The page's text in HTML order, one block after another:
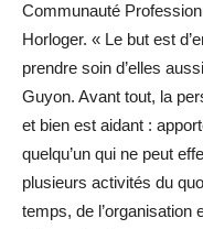
Communauté
Horloger. « Le but est
prendre soin d’elles
Guyon. Avant tout, la
et bien est aidant :
quelqu’un qui ne peut
plusieurs activités du
temps, de l’organisation